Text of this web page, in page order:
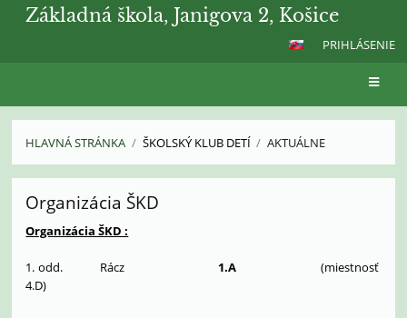
Základná škola, Janigova 2, Košice
PRIHLÁSENIE
HLAVNÁ STRÁNKA / ŠKOLSKÝ KLUB DETÍ / AKTUÁLNE
AKTUÁLNE
Organizácia ŠKD
Organizácia ŠKD :
1. odd. Rácz 1.A(miestnosť
4.D)